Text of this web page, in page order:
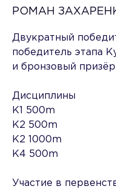
РОМАН
Двукратный
победитель этапа
и бронзовый призёр
Дисциплины
K1 500m
K2 500m
K2 1000m
K4 500m
Участие в